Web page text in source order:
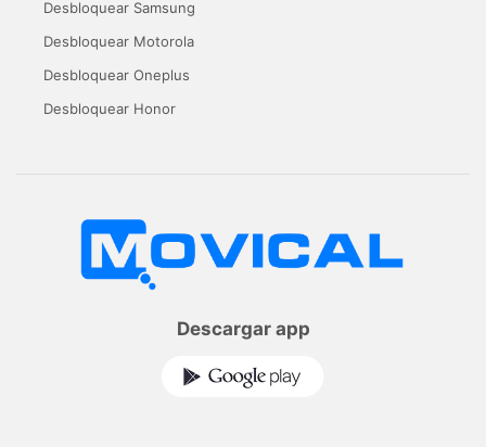
Desbloquear Samsung
Desbloquear Motorola
Desbloquear Oneplus
Desbloquear Honor
Descargar app